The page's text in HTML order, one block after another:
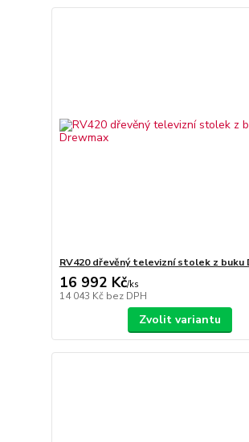
RV420 dřevěný televizní stolek z buku
16 992 Kč/ks
14 043 Kč bez DPH
Zvolit variantu